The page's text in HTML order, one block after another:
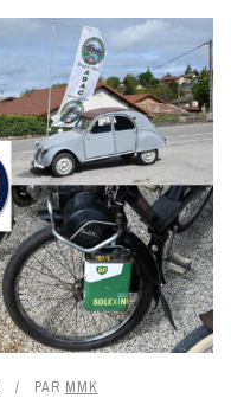
PAR MMK